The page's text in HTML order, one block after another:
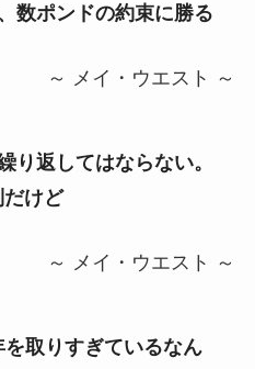
数ポンドの約束に勝る
～ メイ・ウエスト ～
り返してはならない。
けど
～ メイ・ウエスト ～
取りすぎているなん